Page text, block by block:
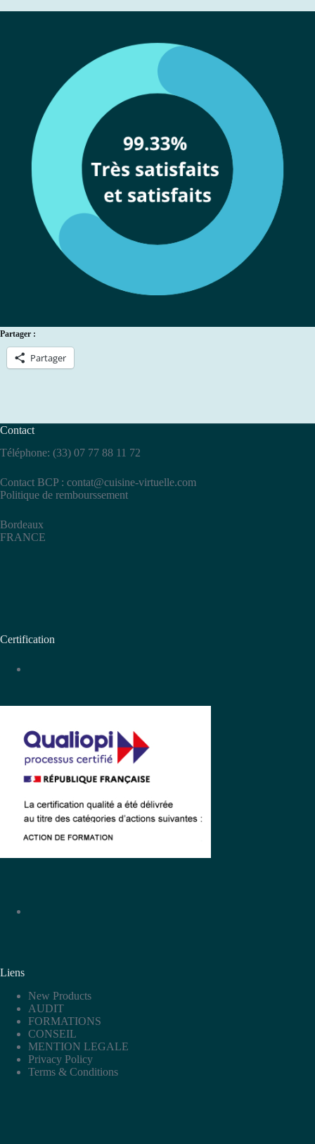
Partager :
Partager
Contact
Téléphone: (33) 07 77 88 11 72
Contact BCP : contat@cuisine-virtuelle.com
Politique de rembourssement
Bordeaux
FRANCE
Certification
Liens
New Products
AUDIT
FORMATIONS
CONSEIL
MENTION LEGALE
Privacy Policy
Terms & Conditions